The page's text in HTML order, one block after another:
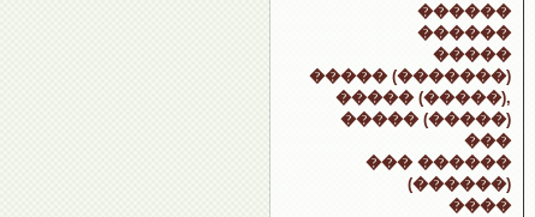
������
������
�����
����� (�������)
����� (�����),
����� (�����)
���
��� ������
(������)
����